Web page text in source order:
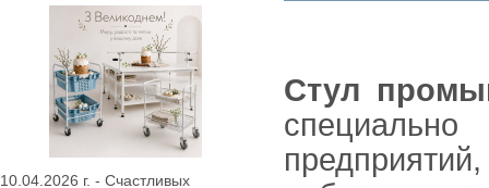
10.04.2026 г. - Счастливых
Стул